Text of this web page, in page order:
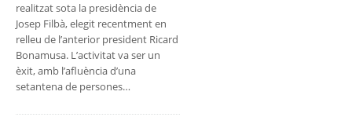
realitzat sota la presidència de
Josep Filbà, elegit recentment en
relleu de l’anterior president Ricard
Bonamusa. L’activitat va ser un
èxit, amb l’afluència d’una
setantena de persones…